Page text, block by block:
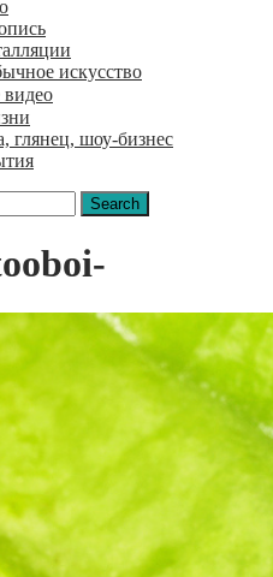
искусство
глянец, шоу-бизнес